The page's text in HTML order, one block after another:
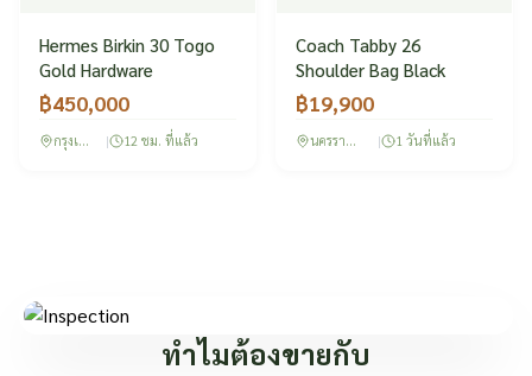
Hermes Birkin 30 Togo
Gold Hardware
฿450,000
กรุงเทพฯ | 12 ชม. ที่แล้ว
Coach Tabby 26
Shoulder Bag Black
฿19,900
นครราชสีมา | 1 วันที่แล้ว
ทำไมต้องขายกับ